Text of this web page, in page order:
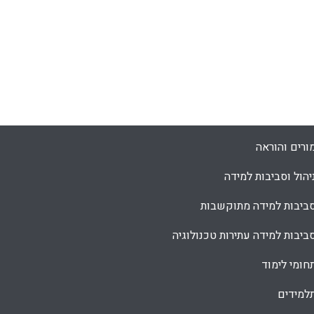
והוראה
וסביבות למידה
למידה מתוקשבות
למידה עתירות טכנולוגיה
לימוד